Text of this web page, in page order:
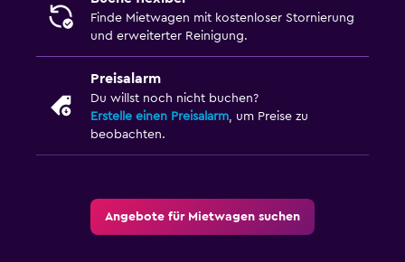
Finde Mietwagen mit kostenloser Stornierung
und erweiterter Reinigung.
Preisalarm
Du willst noch nicht buchen?
Erstelle einen Preisalarm, um Preise zu
beobachten.
Angebote für Mietwagen suchen